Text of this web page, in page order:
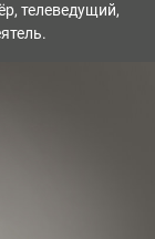
телеведущий,